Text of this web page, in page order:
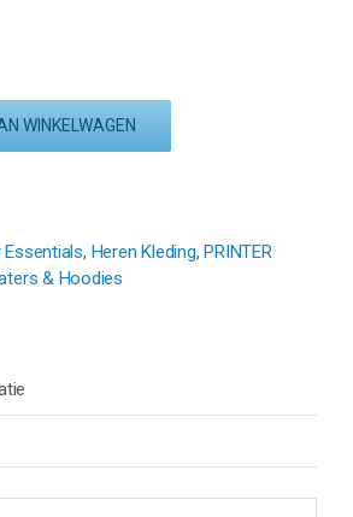
WINKELWAGEN
Essentials, Heren Kleding, PRINTER
& Hoodies